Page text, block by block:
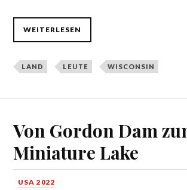
WEITERLESEN
LAND LEUTE WISCONSIN
Von Gordon Dam
Miniature Lake
USA 2022